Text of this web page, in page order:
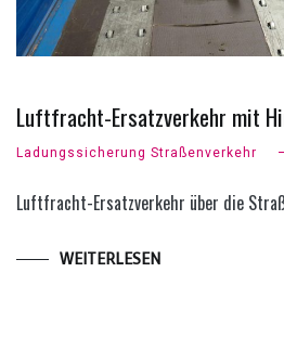
Luftfracht-Ersatzverkehr mit
Ladungssicherung Straßenverkehr
Luftfracht-Ersatzverkehr über die
WEITERLESEN